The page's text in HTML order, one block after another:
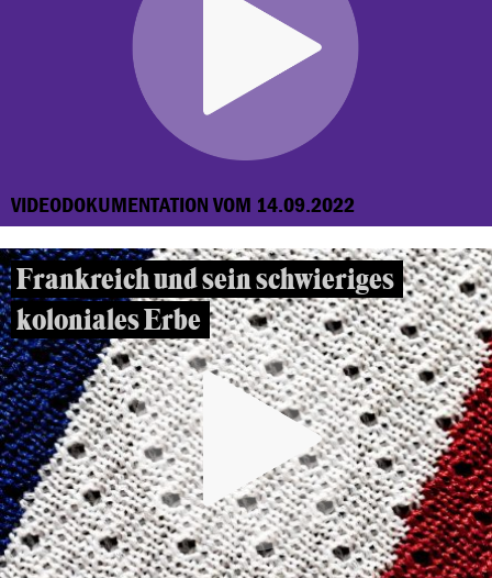
VIDEODOKUMENTATION VOM 14.09.2022
Frankreich und sein schwieriges
koloniales Erbe